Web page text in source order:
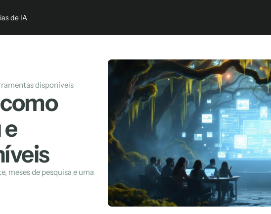
de IA
disponíveis
meses de pesquisa e uma